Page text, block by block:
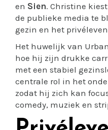
en Sien. Christine
de publieke media te
gezin en het
Het huwelijk van
hoe hij zijn drukke
met een stabiel
centrale rol in het
zodat hij zich kan
comedy, muziek en